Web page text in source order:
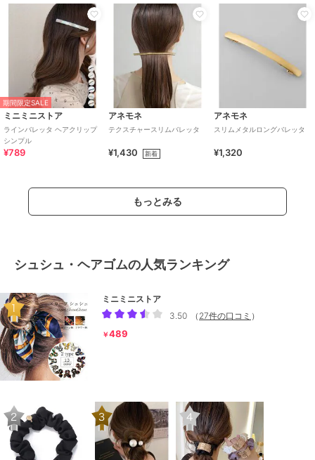
期間限定SALE
ミニミニストア
ラインバレッタ ヘアクリップ
シンプル
¥789
アネモネ
テクスチャースリムバレッタ
¥1,430 新着
アネモネ
スリムメタルロングバレッタ
¥1,320
もっとみる
シュシュ・ヘアゴムの人気ランキング
ミニミニストア
3.50
（ 27件の口コミ ）
￥489